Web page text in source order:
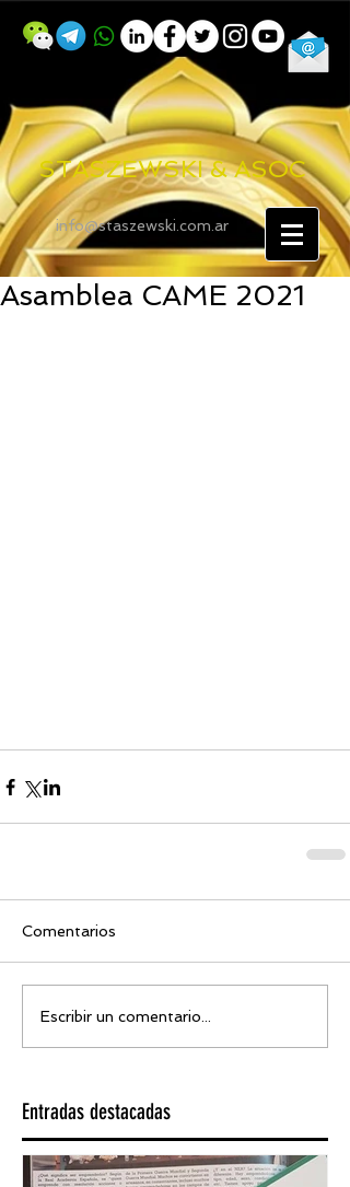
STASZEWSKI & ASOC
info@staszewski.com.ar
Asamblea CAME 2021
Comentarios
Escribir un comentario...
Entradas destacadas